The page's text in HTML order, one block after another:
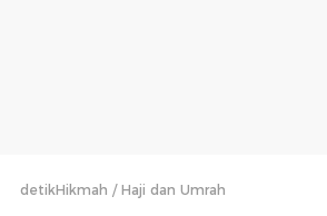
detikHikmah Haji dan Umrah